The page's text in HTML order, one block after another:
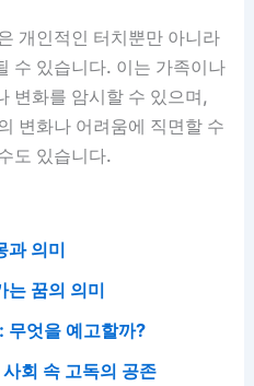
개인적인 터치뿐만 아니라
수 있습니다. 이는 가족이나
변화를 암시할 수 있으며,
변화나 어려움에 직면할 수
도 있습니다.
과 의미
는 꿈의 의미
무엇을 예고할까?
회 속 고독의 공존